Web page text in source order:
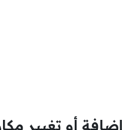
إضافة أو تغيير